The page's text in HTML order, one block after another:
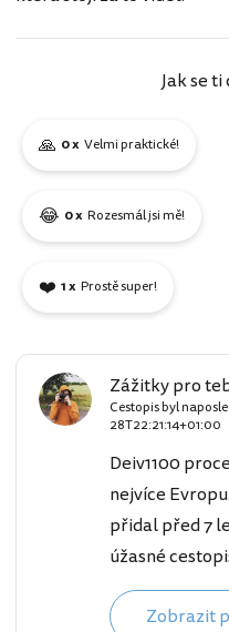
Jak se
🙏 0 x Velmi praktické!
😂 0 x Rozesmál jsi mě!
❤️ 1 x Prostě super!
Zážitky pro
Cestopis byl
28T22:21:14+01:00
Deiv1100
nejvíce
přidal před 7
úžasné
Zobrazit